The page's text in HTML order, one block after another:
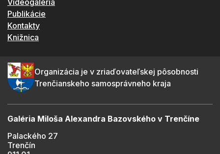
Videogaléria
Publikácie
Kontakty
Knižnica
Organizácia je v zriaďovateľskej pôsobnosti
Trenčianskeho samosprávneho kraja
Galéria Miloša Alexandra Bazovského v Trenčíne
Palackého 27
Trenčín